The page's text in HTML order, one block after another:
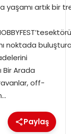
yaşamı artık bir
noktada
Bir Arada
off-
Paylaş